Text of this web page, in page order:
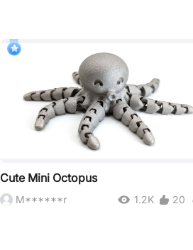
Cute Mini Octopus
M******r 1.2K 20